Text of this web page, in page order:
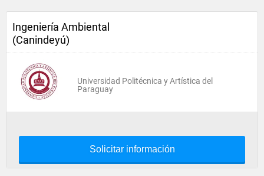
Ingeniería Ambiental
(Canindeyú)
Universidad Politécnica y Artística del
Paraguay
Solicitar información